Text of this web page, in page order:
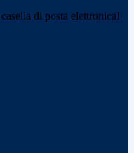
di posta elettronica!